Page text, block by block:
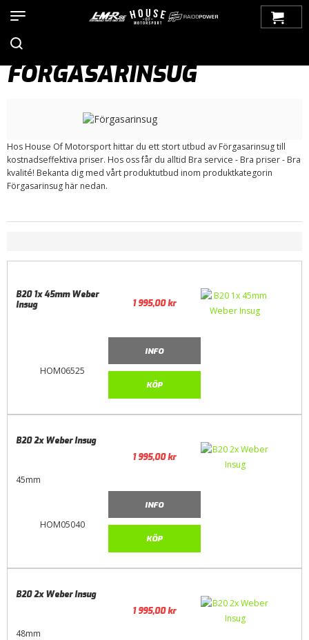
Motor /
Tillbehör
FÖRGASARINSUG
Hos House Of Motorsport hittar du ett stort utbud av Förgasarinsug till
kostnadseffektiva priser. Hos oss får du alltid Bra service - Bra priser - Bra
kvalité! Bekanta dig med vårt produktutbud inom produktkategorin
Förgasarinsug här nedan.
HOM06525
B20 1x 45mm Weber
Insug
1 995,00kr
INFO
KÖP
HOM05040
B20 2x Weber Insug
45mm
1 995,00kr
INFO
KÖP
B20 2x Weber Insug
48mm
1 995,00kr